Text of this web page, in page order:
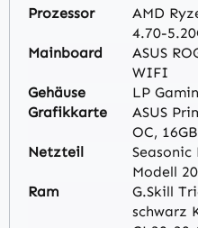
Prozessor
AMD
4.70-
Mainboard
ASUS
WIFI
Gehäuse
LP
Grafikkarte
ASUS
OC,
Netzteil
Seasonic
Modell
Ram
G.Skill
schwarz